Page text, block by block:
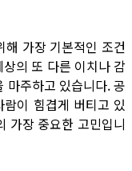
가장 기본적인 조건
의 또 다른 이치나 감
마주하고 있습니다. 공
이 힘겹게 버티고 있
가장 중요한 고민입니